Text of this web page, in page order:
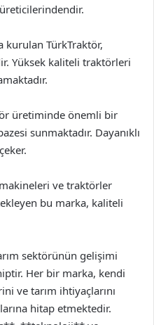
kurulan TürkTraktör,
Yüksek kaliteli traktörleri
üretiminde önemli bir
sunmaktadır. Dayanıklı
ve traktörler
bu marka, kaliteli
sektörünün gelişimi
Her bir marka, kendi
ve tarım ihtiyaçlarını
hitap etmektedir.